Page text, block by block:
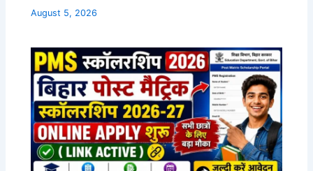
August 5, 2026